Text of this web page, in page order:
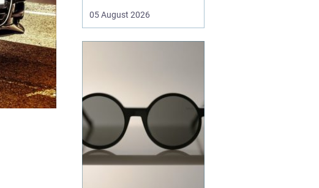
indtryk af en bolig eller
tunge at være i. I en by
som Odense, hv...
05 August 2026